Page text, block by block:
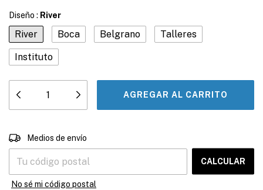
Diseño : River
River Boca Belgrano Talleres
Instituto
Entregas para el CP:
Medios de envío
CALCULAR
No sé mi código postal